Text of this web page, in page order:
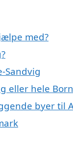
med?
Sandvig
eller hele
byer til